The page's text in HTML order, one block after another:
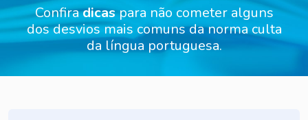
Confiradicaspara não cometer alguns
dos desvios mais comuns da norma culta
da língua portuguesa.